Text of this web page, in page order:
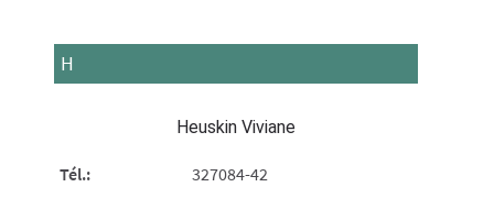
H
Heuskin Viviane
Tél.: 327084-42